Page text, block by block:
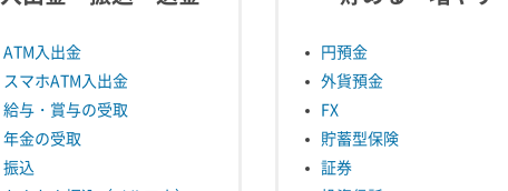
ATM入出金
スマホATM入出金
給与・賞与の受取
年金の受取
振込
円預金
外貨預金
FX
貯蓄型保険
証券